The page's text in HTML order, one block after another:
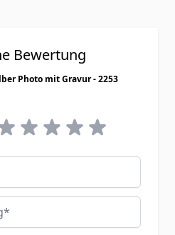
Bewertung
Photo mit Gravur - 2253